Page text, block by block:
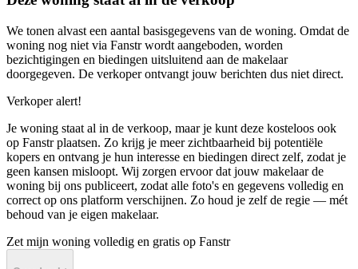
We tonen alvast een aantal basisgegevens van de woning. Omdat de
woning nog niet via Fanstr wordt aangeboden, worden
bezichtigingen en biedingen uitsluitend aan de makelaar
doorgegeven. De verkoper ontvangt jouw berichten dus niet direct.
Verkoper alert!
Je woning staat al in de verkoop, maar je kunt deze kosteloos ook
op Fanstr plaatsen. Zo krijg je meer zichtbaarheid bij potentiële
kopers en ontvang je hun interesse en biedingen direct zelf, zodat je
geen kansen misloopt. Wij zorgen ervoor dat jouw makelaar de
woning bij ons publiceert, zodat alle foto's en gegevens volledig en
correct op ons platform verschijnen. Zo houd je zelf de regie — mét
behoud van je eigen makelaar.
Zet mijn woning volledig en gratis op Fanstr